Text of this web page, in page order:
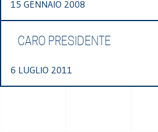
15 GENNAIO 2008
CARO PRESIDENTE
6 LUGLIO 2011